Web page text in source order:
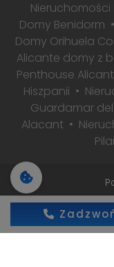
Nieruchomości
Domy Benidorm
Domy Orihuela
Alicante domy z
Penthouse
Hiszpanii
Guardamar
Alacant
2026 ©